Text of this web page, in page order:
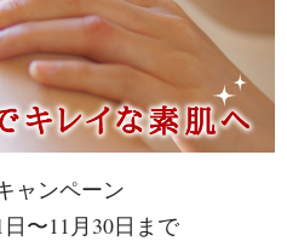
ャンペーン
〜11月30日まで